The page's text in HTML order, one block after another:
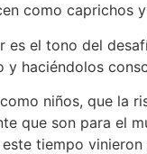
como caprichos
es el tono del
y haciéndolos
niños, que la
que son para el
tiempo